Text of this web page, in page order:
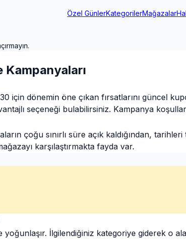
Özel GünlerKategorilerMağazalar
için dönemin öne çıkan fırsatlarını güncel
seçeneği bulabilirsiniz. Kampanya
çoğu sınırlı süre açık kaldığından,
karşılaştırmakta fayda var.
yoğunlaşır. İlgilendiğiniz kategoriye giderek o